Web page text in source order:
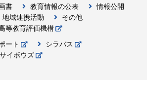
書 教育情報の公表
情報公開
地域連携活動
その他
等教育評価機構
ート
シラバス
サイボウズ